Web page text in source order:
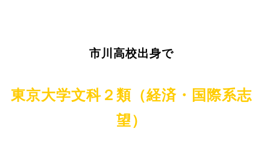
市川高校出身で
東京大学文科２類（経済・国際系志
望）